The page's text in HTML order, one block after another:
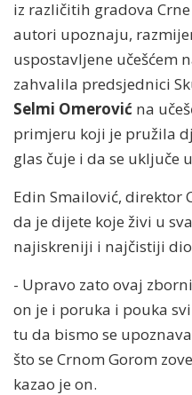
iz različitih gradova
autori upoznaju,
uspostavljene učešćem
zahvalila predsjednici
Selmi Omerović na
primjeru koji je pružila
glas čuje i da se uključe
Edin Smailović, direktor
da je dijete koje živi u
najiskreniji i najčistiji
- Upravo zato ovaj
on je i poruka i pouka
tu da bismo se
što se Crnom Gorom
kazao je on.